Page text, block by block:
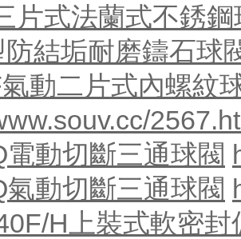
片式法蘭式不銹鋼
防結垢耐磨鑄石球
動二片式內螺紋
電動切斷三通球閥
氣動切斷三通球閥
H上裝式軟密封